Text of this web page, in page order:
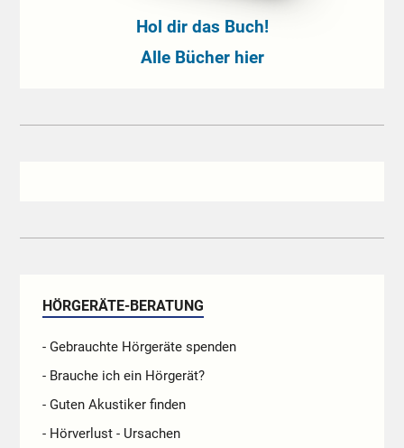
Hol dir das Buch!
Alle Bücher hier
HÖRGERÄTE-BERATUNG
- Gebrauchte Hörgeräte spenden
- Brauche ich ein Hörgerät?
- Guten Akustiker finden
- Hörverlust - Ursachen